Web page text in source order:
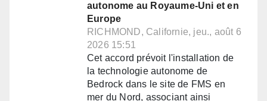
autonome au Royaume-Uni et en
Europe
RICHMOND, Californie, jeu., août 6
2026 15:51
Cet accord prévoit l'installation de
la technologie autonome de
Bedrock dans le site de FMS en
mer du Nord, associant ainsi